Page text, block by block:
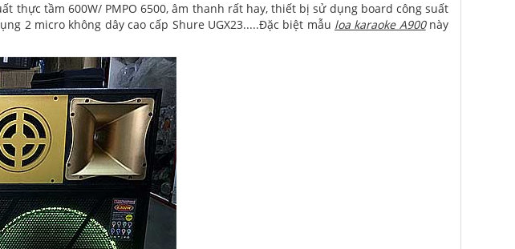
thực tầm 600W/ PMPO 6500, âm thanh rất hay, thiết bị sử dụng board công suất
2 micro không dây cao cấp Shure UGX23.....Đặc biệt mẫu loa karaoke A900này